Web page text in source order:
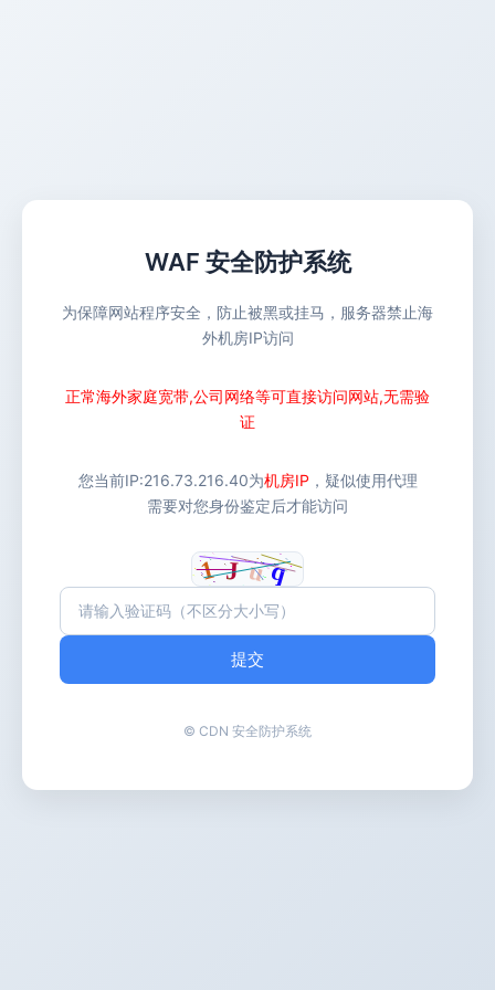
WAF 安全防护系统
为保障网站程序安全，防止被黑或挂马，服务器禁止海
外机房IP访问
正常海外家庭宽带,公司网络等可直接访问网站,无需验
证
您当前IP:216.73.216.40为机房IP ，疑似使用代理
需要对您身份鉴定后才能访问
提交
© CDN 安全防护系统